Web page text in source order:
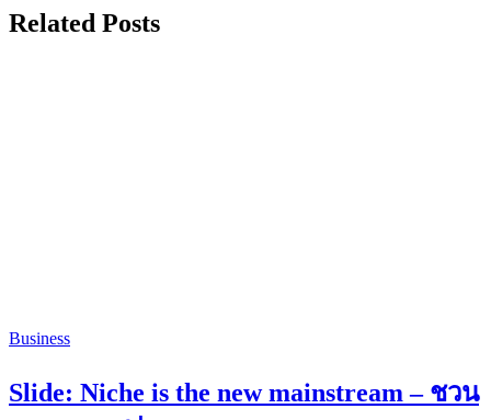
Related Posts
Business
Slide: Niche is the new mainstream – ชวน